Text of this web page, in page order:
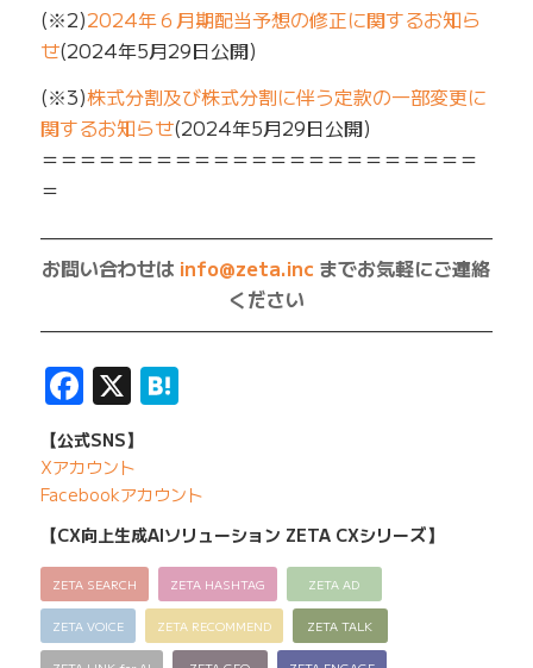
(※2)2024年６月期配当予想の修正に関するお知ら
せ(2024年5月29日公開)
(※3)株式分割及び株式分割に伴う定款の一部変更に
関するお知らせ(2024年5月29日公開)
＝＝＝＝＝＝＝＝＝＝＝＝＝＝＝＝＝＝＝＝＝＝＝
＝
お問い合わせは info@zeta.inc までお気軽にご連絡
ください
Facebook
X Hatena
【公式SNS】
Xアカウント
Facebookアカウント
【CX向上生成AIソリューション ZETA CXシリーズ】
ZETA SEARCH ZETA HASHTAG ZETA AD
ZETA VOICE ZETA RECOMMEND ZETA TALK